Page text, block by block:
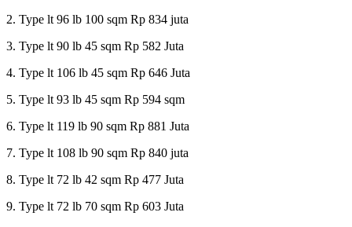
2. Type lt 96 lb 100 sqm Rp 834 juta
3. Type lt 90 lb 45 sqm Rp 582 Juta
4. Type lt 106 lb 45 sqm Rp 646 Juta
5. Type lt 93 lb 45 sqm Rp 594 sqm
6. Type lt 119 lb 90 sqm Rp 881 Juta
7. Type lt 108 lb 90 sqm Rp 840 juta
8. Type lt 72 lb 42 sqm Rp 477 Juta
9. Type lt 72 lb 70 sqm Rp 603 Juta